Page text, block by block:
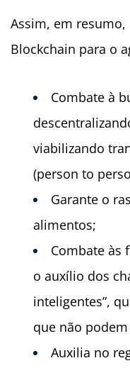
Assim, em
Blockchain para o
Combate à
viabilizando
(person to
Garante o
alimentos;
Combate às
o auxílio dos
inteligentes”,
que não
Auxilia no